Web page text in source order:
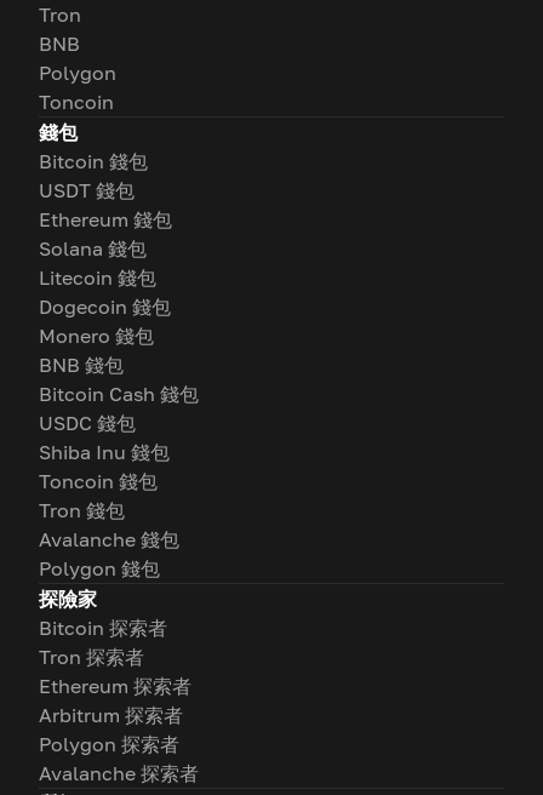
Tron
BNB
Polygon
Toncoin
錢包
Bitcoin 錢包
USDT 錢包
Ethereum 錢包
Solana 錢包
Litecoin 錢包
Dogecoin 錢包
Monero 錢包
BNB 錢包
Bitcoin Cash 錢包
USDC 錢包
Shiba Inu 錢包
Toncoin 錢包
Tron 錢包
Avalanche 錢包
Polygon 錢包
探險家
Bitcoin 探索者
Tron 探索者
Ethereum 探索者
Arbitrum 探索者
Polygon 探索者
Avalanche 探索者